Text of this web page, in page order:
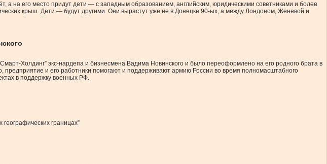
а на его место придут дети — с западным образованием, английским, юридическими советниками и более
крыш. Дети — будут другими. Они вырастут уже не в Донецке 90-ых, а между Лондоном, Женевой и
Холдинг” экс-нардепа и бизнесмена Вадима Новинского и было переоформлено на его родного брата в
и его работники помогают и поддерживают армию России во время полномасштабного
в поддержку военных РФ.
границах”